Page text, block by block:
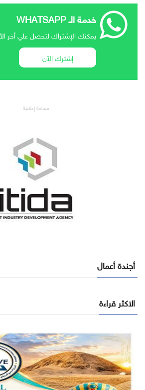
خدمة الـ WHATSAPP
يمكنك الإشتراك لتحصل علي أخر
إشترك الآن
مساحة إعلانية
أجندة أعمال
الاكثر قراءة